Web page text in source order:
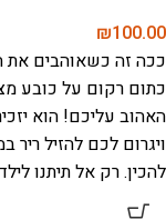
₪100.00
ככה זה כשאוהבים את
כתום רקום על כובע
האהוב עליכם! הוא
ויגרום לכם להזיל
להכין. רק אל תיתנו